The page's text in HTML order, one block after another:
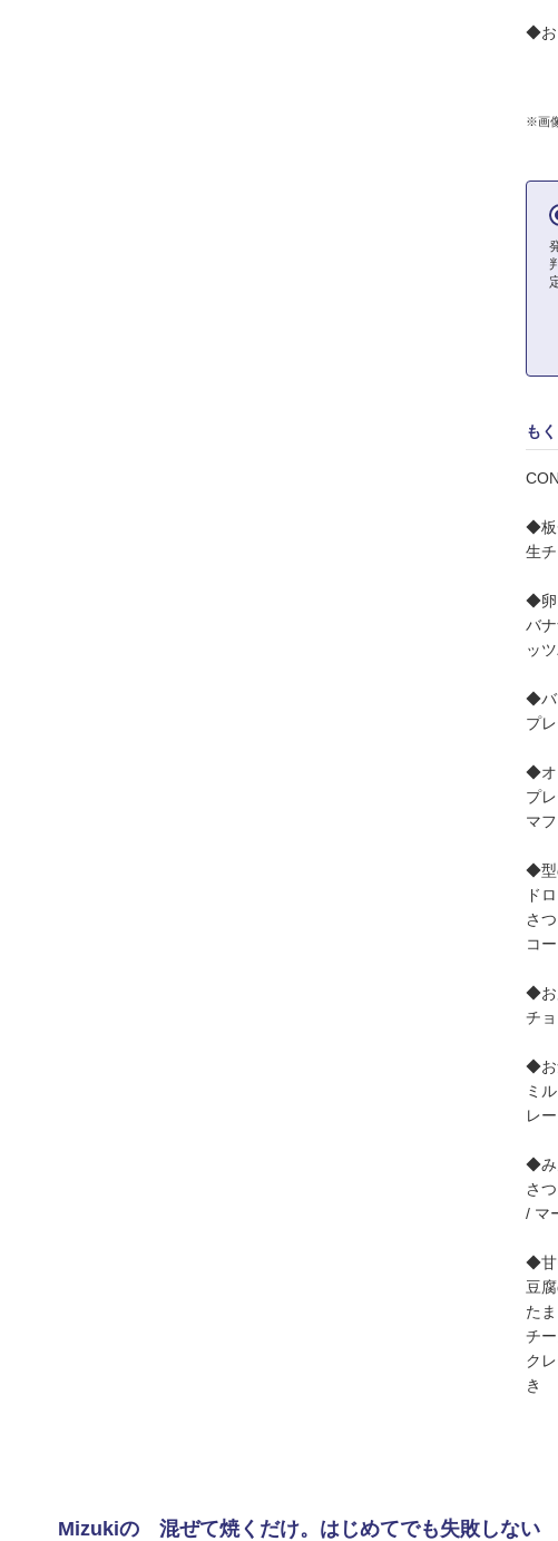
◆お
※画
も
◆板
生
◆卵
バ
ッ
◆バ
プ
◆オ
プ
マ
◆型
ド
さ
コ
◆お
チ
◆お
ミ
レ
◆み
さ
/ マ
◆甘
豆
た
チ
ク
き
Mizukiの 混ぜて焼くだけ。はじめてでも失敗しな